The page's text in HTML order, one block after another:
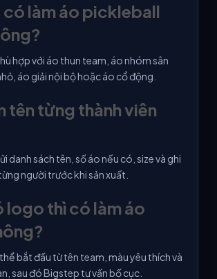
làm áo pickleball
hợp với áo thun team, áo nhóm sân
áo giải nội bộ hoặc áo cổ động.
tên từng thành viên
danh sách tên, số áo nếu có, size và ghi
người trước khi sản xuất.
logo thì có làm áo
bắt đầu từ tên team, màu yêu thích và
sau đó Bigstep tư vấn bố cục.